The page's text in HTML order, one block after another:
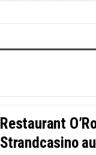
Restaurant
Strandcasino